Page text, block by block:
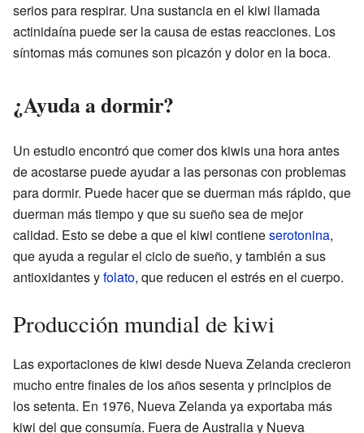
serios para respirar. Una sustancia en el kiwi llamada
actinidaína puede ser la causa de estas reacciones. Los
síntomas más comunes son picazón y dolor en la boca.
¿Ayuda a dormir?
Un estudio encontró que comer dos kiwis una hora antes
de acostarse puede ayudar a las personas con problemas
para dormir. Puede hacer que se duerman más rápido, que
duerman más tiempo y que su sueño sea de mejor
calidad. Esto se debe a que el kiwi contieneserotonina,
que ayuda a regular el ciclo de sueño, y también a sus
antioxidantes yfolato, que reducen el estrés en el cuerpo.
Producción mundial de kiwi
Las exportaciones de kiwi desde Nueva Zelanda crecieron
mucho entre finales de los años sesenta y principios de
los setenta. En 1976, Nueva Zelanda ya exportaba más
kiwi del que consumía. Fuera de Australia y Nueva